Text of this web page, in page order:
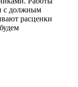
с должным
расценки